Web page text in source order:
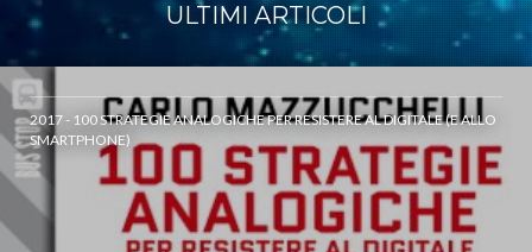
ULTIMI ARTICOLI
2017 - 100 STRATEGIE ANALOGICHE PER RESISTERE AL DIGITALE (E ALLO
SMARTPHONE)